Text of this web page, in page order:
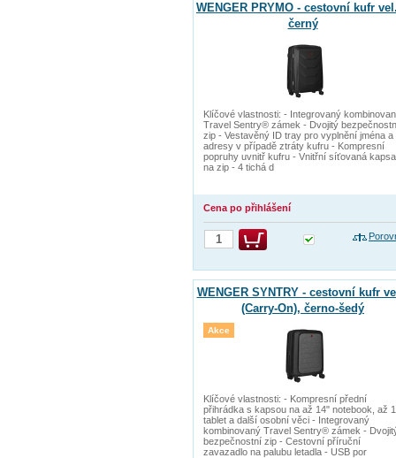
WENGER PRYMO - cestovní kufr
černý
Klíčové vlastnosti: - Integrovaný
Travel Sentry® zámek - Dvojitý
zip - Vestavěný ID tray pro vyplnění jména a
adresy v případě ztráty kufru - Kompresní
popruhy uvnitř kufru - Vnitřní síťovaná kapsa
na zip - 4 tichá d
Cena po přihlášení
WENGER SYNTRY - cestovní kufr
(Carry-On), černo-šedý
Klíčové vlastnosti: - Kompresní přední
přihrádka s kapsou na až 14" notebook, až
tablet a další osobní věci - Integrovaný
kombinovaný Travel Sentry® zámek -
bezpečnostní zip - Cestovní příruční
zavazadlo na palubu letadla - USB por
Akce